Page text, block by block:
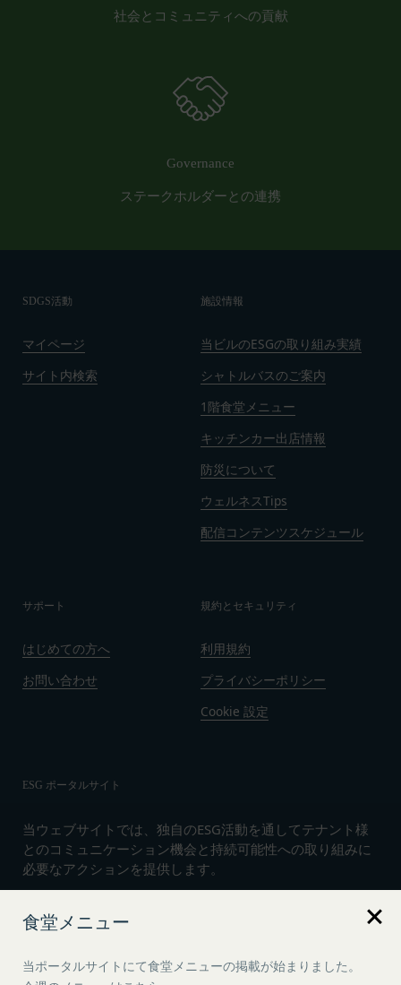
社会とコミュニティへの貢献
Governance
ステークホルダーとの連携
SDGS活動
マイページ
サイト内検索
施設情報
当ビルのESGの取り組み実績
シャトルバスのご案内
1階食堂メニュー
キッチンカー出店情報
防災について
ウェルネスTips
配信コンテンツスケジュール
サポート
はじめての方へ
お問い合わせ
規約とセキュリティ
利用規約
プライバシーポリシー
Cookie 設定
ESG ポータルサイト
当ウェブサイトでは、独自のESG活動を通してテナント様
とのコミュニケーション機会と持続可能性への取り組みに
必要なアクションを提供します。
言語
食堂メニュー
当ポータルサイトにて食堂メニューの掲載が始まりました。
当社および会員は、本サービスの利用に関して本規
解決するものとします。
第18条（分離可能性）
よび一部が無効または執行不能と判断された規定の
約に関し訴訟の必要が生じた場合には、東京地方裁
す。
発効日：2021年9月1日
閉じる